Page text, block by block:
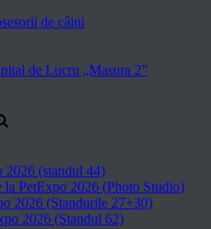
de câini
de Lucru „Masura 2”
(standul 44)
PetExpo 2026 (Photo Studio)
2026 (Standurile 27+30)
2026 (Standul 62)